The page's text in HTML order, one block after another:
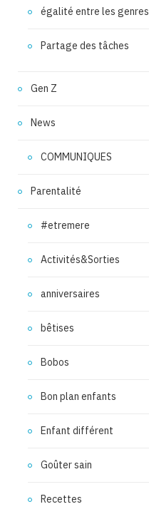
égalité entre les genres
Partage des tâches
Gen Z
News
COMMUNIQUES
Parentalité
#etremere
Activités&Sorties
anniversaires
bêtises
Bobos
Bon plan enfants
Enfant différent
Goûter sain
Recettes